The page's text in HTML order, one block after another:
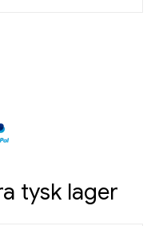
tysk lager